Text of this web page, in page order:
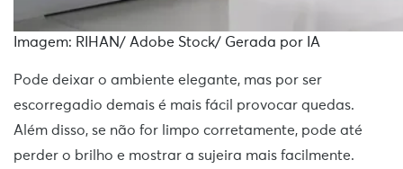
Imagem: RIHAN/ Adobe Stock/ Gerada por IA
Pode deixar o ambiente elegante, mas por ser
escorregadio demais é mais fácil provocar quedas.
Além disso, se não for limpo corretamente, pode até
perder o brilho e mostrar a sujeira mais facilmente.